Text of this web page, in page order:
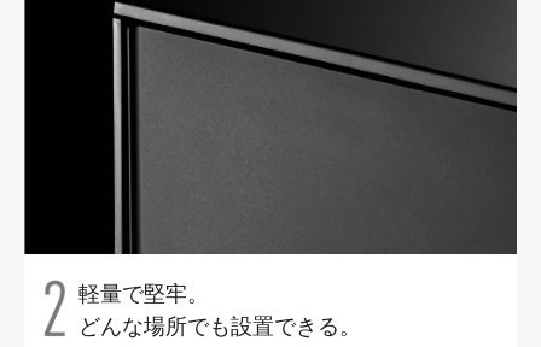
軽量で堅牢。
どんな場所でも設置できる。